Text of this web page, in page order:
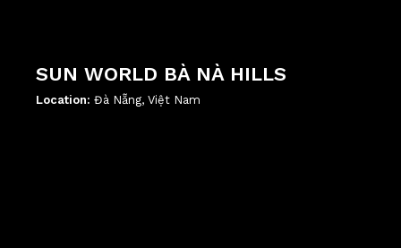
SUN WORLD BÀ NÀ HILLS
Location: Đà Nẵng, Việt Nam